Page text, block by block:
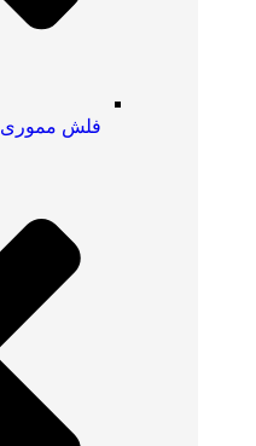
فلش مموری